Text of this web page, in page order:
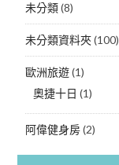
未分類(8)
未分類資料夾(100)
歐洲旅遊(1)
奧捷十日 (1)
阿偉健身房(2)